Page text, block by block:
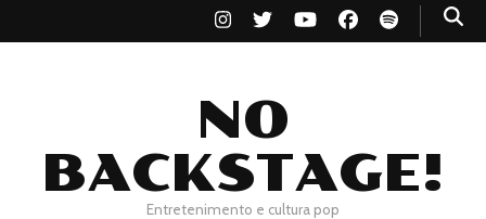
NO
BACKSTAGE!
Entretenimento e cultura pop